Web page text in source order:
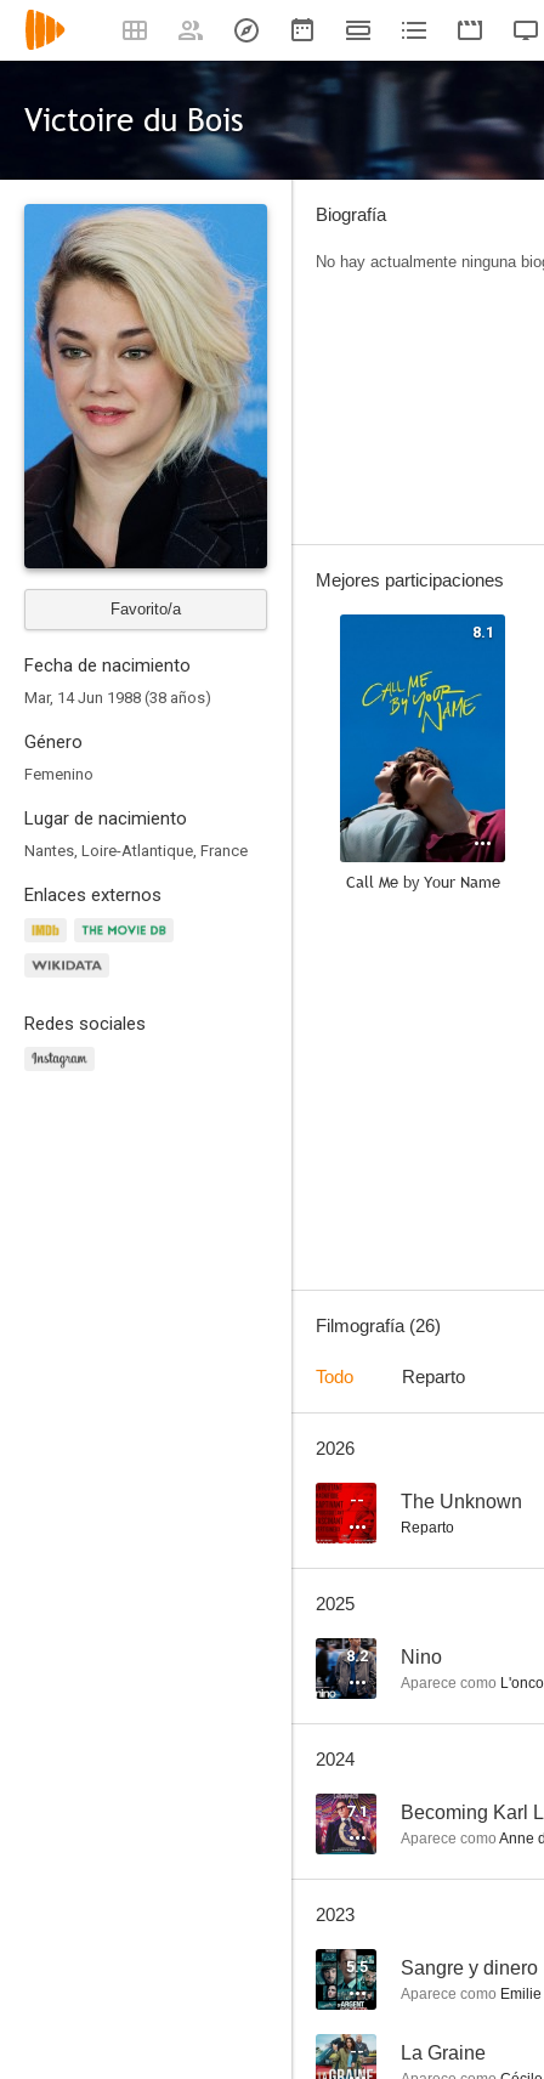
Victoire du Bois
Favorito/a
Fecha de nacimiento
Mar, 14 Jun 1988 (38 años)
Género
Femenino
Lugar de nacimiento
Nantes, Loire-Atlantique, France
Enlaces externos
Redes sociales
Biografía
No hay actualmente ninguna
Mejores participaciones
8.1
Call Me by Your Name
--
Filmografía (26)
Todo Reparto
2026
-- The Unknown
Reparto
2025
8.2 Nino
Aparece como
2024
7.1 Becoming Karl
Aparece como Anne
2023
5.5 Sangre y dinero
Aparece como
-- La Graine